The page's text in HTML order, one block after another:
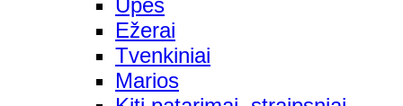
Ežerai
Tvenkiniai
Marios